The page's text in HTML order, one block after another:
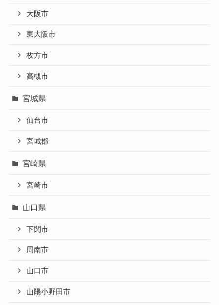
大阪市
東大阪市
枚方市
高槻市
宮城県
仙台市
宮城郡
宮崎県
宮崎市
山口県
下関市
周南市
山口市
山陽小野田市